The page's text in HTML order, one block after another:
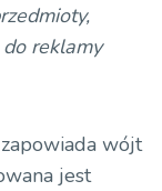
reklamy
zapowiada wójt
jest